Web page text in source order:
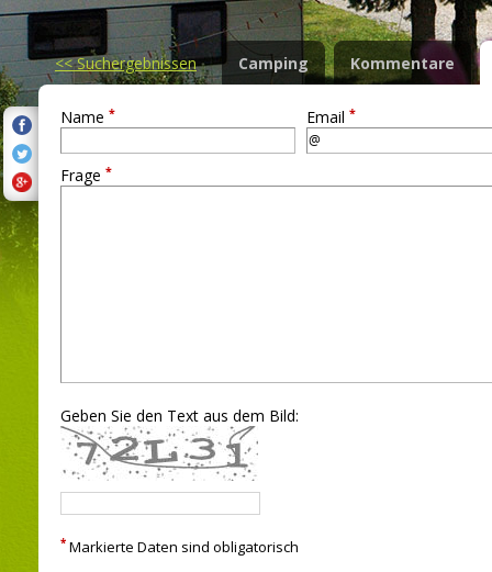
<<Suchergebnissen Camping Kommentare
Name * Email *
Frage *
Geben Sie den Text aus dem Bild:
* Markierte Daten sind obligatorisch